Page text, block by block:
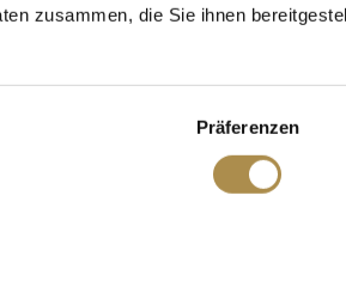
zusammen, die Sie ihnen
Präferenzen